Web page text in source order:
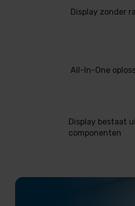
Display zonder
All-In-One
Display bestaat
componenten